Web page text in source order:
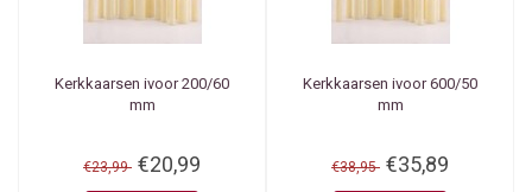
Kerkkaarsen ivoor 200/60
mm
€23,99 €20,99
Kerkkaarsen ivoor 600/50
mm
€38,95 €35,89